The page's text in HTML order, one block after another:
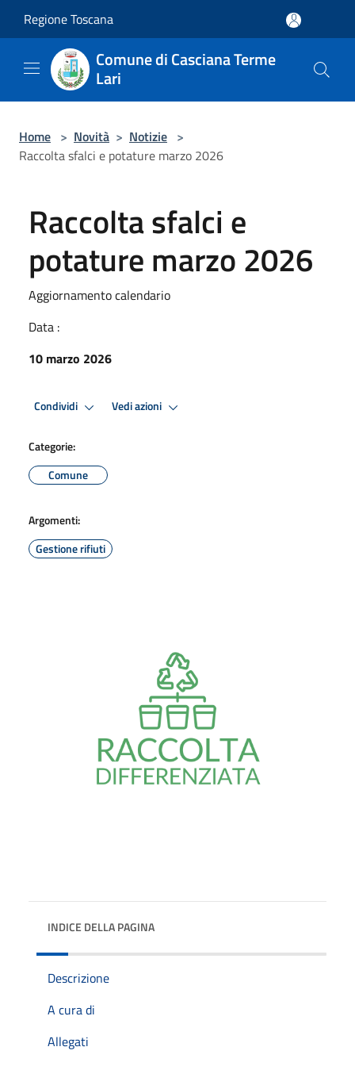
Regione Toscana
Comune di Casciana Terme
Lari
Home > Novità > Notizie >
Raccolta sfalci e potature marzo 2026
Raccolta sfalci e
potature marzo 2026
Aggiornamento calendario
Data :
10 marzo 2026
Condividi Vedi azioni
Categorie:
Comune
Argomenti:
Gestione rifiuti
INDICE DELLA PAGINA
Descrizione
A cura di
Allegati